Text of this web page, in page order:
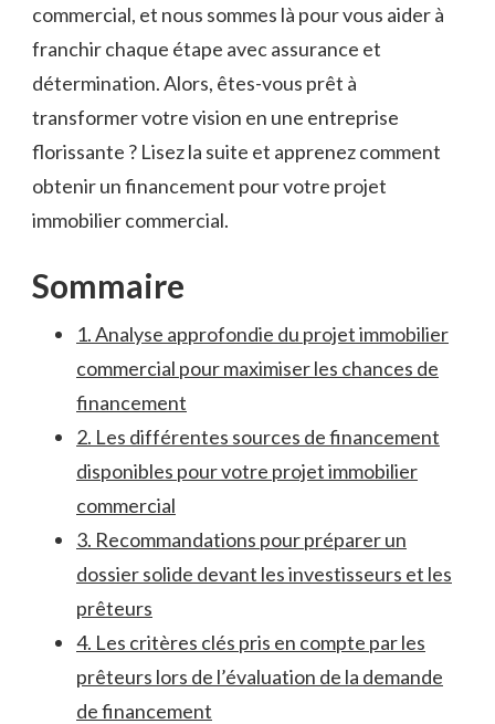
commercial, et nous sommes là pour vous aider à
franchir chaque ​étape avec⁤ assurance ​et
détermination. Alors, êtes-vous ​prêt à
transformer ‌votre⁤ vision en une entreprise ​
florissante ? ⁤Lisez la suite et ​apprenez comment⁣
obtenir un financement pour votre projet
immobilier ​commercial.
Sommaire
1.​ Analyse approfondie du⁤ projet immobilier
commercial pour ‍maximiser ⁤les chances de
financement
2.‍ Les différentes sources de‍ financement
⁢disponibles pour votre projet‍ immobilier⁣
commercial
3. ⁢Recommandations pour ⁢préparer un
dossier solide devant⁤ les ⁤investisseurs‍ et les
prêteurs
4.⁢ Les ‌critères clés pris ⁣en compte par les
prêteurs lors ⁢de l’évaluation de ⁣la demande
de financement